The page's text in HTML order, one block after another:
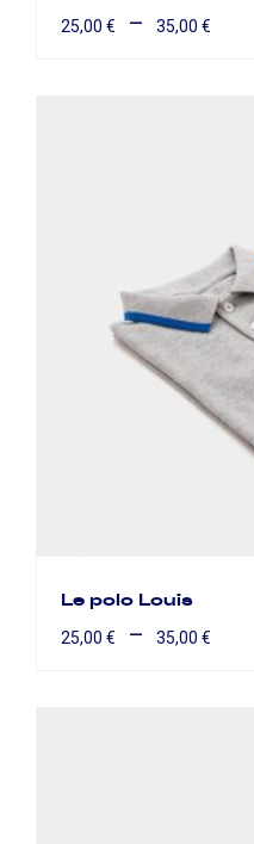
25,00 € – 35,00 €
Le polo Louis
25,00 € – 35,00 €